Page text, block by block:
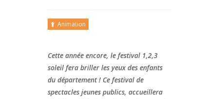
Animation
Cette année encore, le festival 1,2,3
soleil fera briller les yeux des enfants
du département ! Ce festival de
spectacles jeunes publics, accueillera